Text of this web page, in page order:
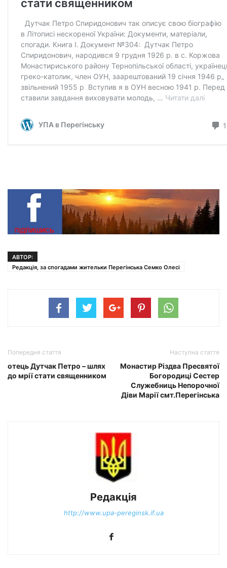
АВТОР:
Редакція, за спогадами жительки Перегінська Семко Oлесі
Попередня стаття
отець Дутчак Петро – шлях
до мрії стати священником
Наступна стаття
Монастир Різдва Пресвятої
Богородиці Сестер
Служебниць Непорочної
Діви Марії смт.Перегінська
Редакція
http://www.upa-pereginsk.if.ua